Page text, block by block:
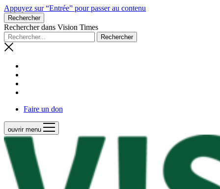
Appuyez sur “Entrée” pour passer au contenu
Rechercher
Rechercher dans Vision Times
Faire un don
ouvrir menu